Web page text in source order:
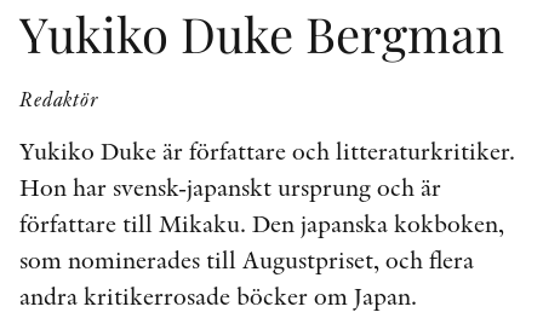
Yukiko Duke Bergman
Redaktör
Yukiko Duke är författare och litteraturkritiker.
Hon har svensk-japanskt ursprung och är
författare till Mikaku. Den japanska kokboken,
som nominerades till Augustpriset, och flera
andra kritikerrosade böcker om Japan.